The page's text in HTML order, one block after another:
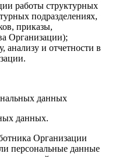
работы структурных
подразделениях,
приказы,
Организации);
анализу и отчетности в
данных
данных.
Организации
персональные данные